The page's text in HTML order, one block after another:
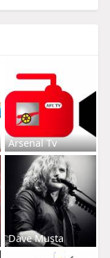
Arsenal Tv
Dave Musta